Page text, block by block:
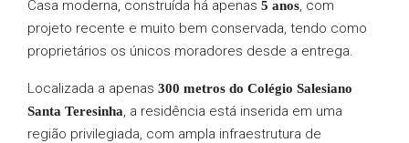
Casa moderna, construída há apenas 5 anos, com
projeto recente e muito bem conservada, tendo como
proprietários os únicos moradores desde a entrega.
Localizada a apenas 300 metros do Colégio Salesiano
Santa Teresinha, a residência está inserida em uma
região privilegiada, com ampla infraestrutura de